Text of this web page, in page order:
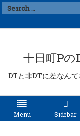
十日町Pの
DTと非DTに差なん
Menu Sidebar